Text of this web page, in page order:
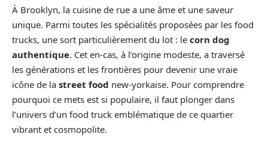
À Brooklyn, la cuisine de rue a une âme et une saveur
unique. Parmi toutes les spécialités proposées par les food
trucks, une sort particulièrement du lot : le corn dog
authentique. Cet en-cas, à l’origine modeste, a traversé
les générations et les frontières pour devenir une vraie
icône de la street food new-yorkaise. Pour comprendre
pourquoi ce mets est si populaire, il faut plonger dans
l’univers d’un food truck emblématique de ce quartier
vibrant et cosmopolite.